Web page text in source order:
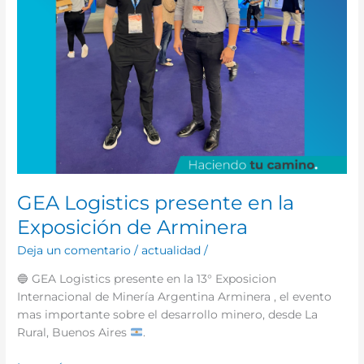
GEA Logistics presente en la
Exposición de Arminera
Deja un comentario /actualidad /
🔵 GEA Logistics presente en la 13° Exposicion
Internacional de Minería Argentina Arminera , el evento
mas importante sobre el desarrollo minero, desde La
Rural, Buenos Aires
.